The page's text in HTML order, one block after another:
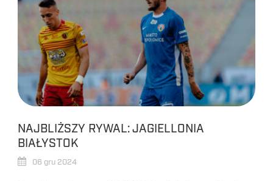
NAJBLIŻSZY RYWAL: JAGIELLONIA
BIAŁYSTOK
06 gru 2024